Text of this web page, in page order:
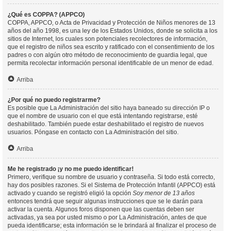
¿Qué es COPPA? (APPCO)
COPPA, APPCO, o Acta de Privacidad y Protección de Niños menores de 13
años del año 1998, es una ley de los Estados Unidos, donde se solicita a los
sitios de Internet, los cuales son potenciales recolectores de información,
que el registro de niños sea escrito y ratificado con el consentimiento de los
padres o con algún otro método de reconocimiento de guardia legal, que
permita recolectar información personal identificable de un menor de edad.
Arriba
¿Por qué no puedo registrarme?
Es posible que La Administración del sitio haya baneado su dirección IP o
que el nombre de usuario con el que está intentando registrarse, esté
deshabilitado. También puede estar deshabilitado el registro de nuevos
usuarios. Póngase en contacto con La Administración del sitio.
Arriba
Me he registrado ¡y no me puedo identificar!
Primero, verifique su nombre de usuario y contraseña. Si todo está correcto,
hay dos posibles razones. Si el Sistema de Protección Infantil (APPCO) está
activado y cuando se registró eligió la opción Soy menor de 13 años
entonces tendrá que seguir algunas instrucciones que se le darán para
activar la cuenta. Algunos foros disponen que las cuentas deben ser
activadas, ya sea por usted mismo o por La Administración, antes de que
pueda identificarse; esta información se le brindará al finalizar el proceso de